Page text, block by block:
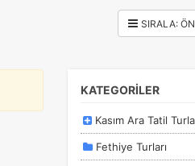
KATEGORİLER
Kasım Ara Tatil
Fethiye Turları